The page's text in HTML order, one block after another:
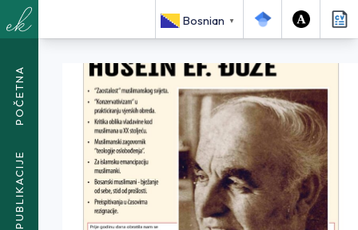
Bosnian ▼
POČETNA
PUBLIKACIJE
<SPAN CLASS="BREADCRUMB-CURRENT">KRITIČKO MIŠLJENJE
HUSEIN EF. ĐOZE</SPAN>